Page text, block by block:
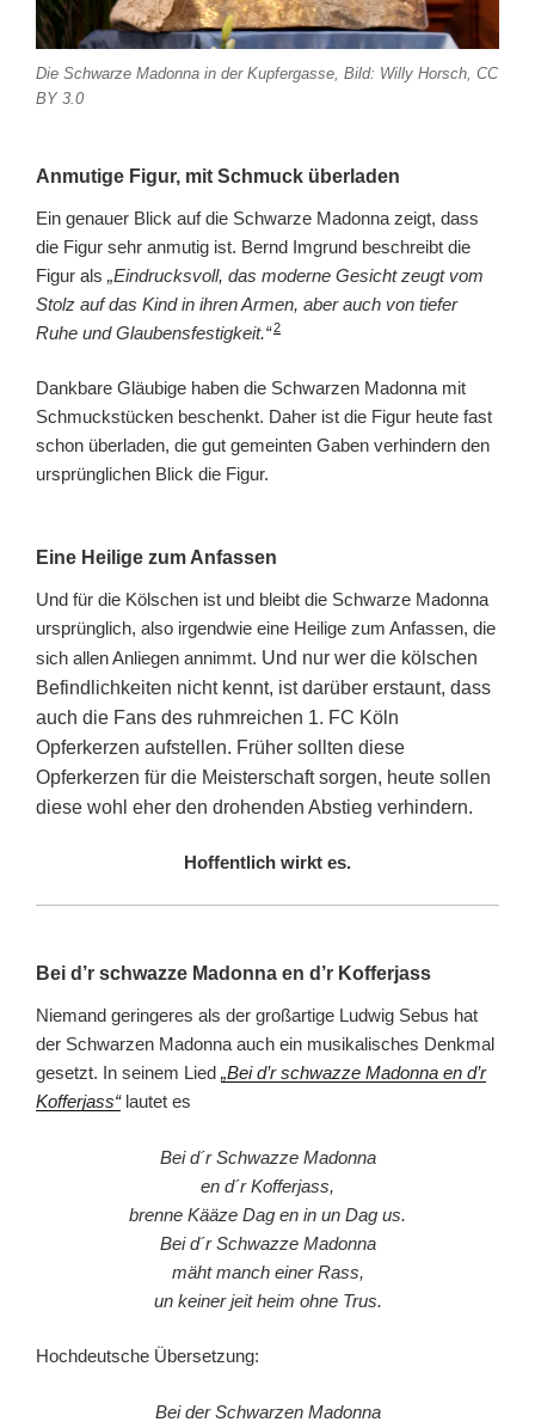
Die Schwarze Madonna in der Kupfergasse, Bild: Willy Horsch, CC
BY 3.0
Anmutige Figur, mit Schmuck überladen
Ein genauer Blick auf die Schwarze Madonna zeigt, dass
die Figur sehr anmutig ist. Bernd Imgrund beschreibt die
Figur als „Eindrucksvoll, das moderne Gesicht zeugt vom
Stolz auf das Kind in ihren Armen, aber auch von tiefer
Ruhe und Glaubensfestigkeit.“2
Dankbare Gläubige haben die Schwarzen Madonna mit
Schmuckstücken beschenkt. Daher ist die Figur heute fast
schon überladen, die gut gemeinten Gaben verhindern den
ursprünglichen Blick die Figur.
Eine Heilige zum Anfassen
Und für die Kölschen ist und bleibt die Schwarze Madonna
ursprünglich, also irgendwie eine Heilige zum Anfassen, die
sich allen Anliegen annimmt. Und nur wer die kölschen
Befindlichkeiten nicht kennt, ist darüber erstaunt, dass
auch die Fans des ruhmreichen 1. FC Köln
Opferkerzen aufstellen. Früher sollten diese
Opferkerzen für die Meisterschaft sorgen, heute sollen
diese wohl eher den drohenden Abstieg verhindern.
Hoffentlich wirkt es.
Bei d’r schwazze Madonna en d’r Kofferjass
Niemand geringeres als der großartige Ludwig Sebus hat
der Schwarzen Madonna auch ein musikalisches Denkmal
gesetzt. In seinem Lied „Bei d’r schwazze Madonna en d’r
Kofferjass“lautet es
Bei d´r Schwazze Madonna
en d´r Kofferjass,
brenne Kääze Dag en in un Dag us.
Bei d´r Schwazze Madonna
mäht manch einer Rass,
un keiner jeit heim ohne Trus.
Hochdeutsche Übersetzung:
Bei der Schwarzen Madonna